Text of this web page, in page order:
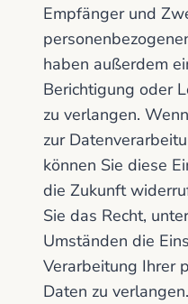
Empfänger und
haben außerdem
Berichtigung oder
zu verlangen.
zur
können Sie diese
die Zukunft
Sie das Recht,
Umständen die
Verarbeitung Ihrer
Daten zu